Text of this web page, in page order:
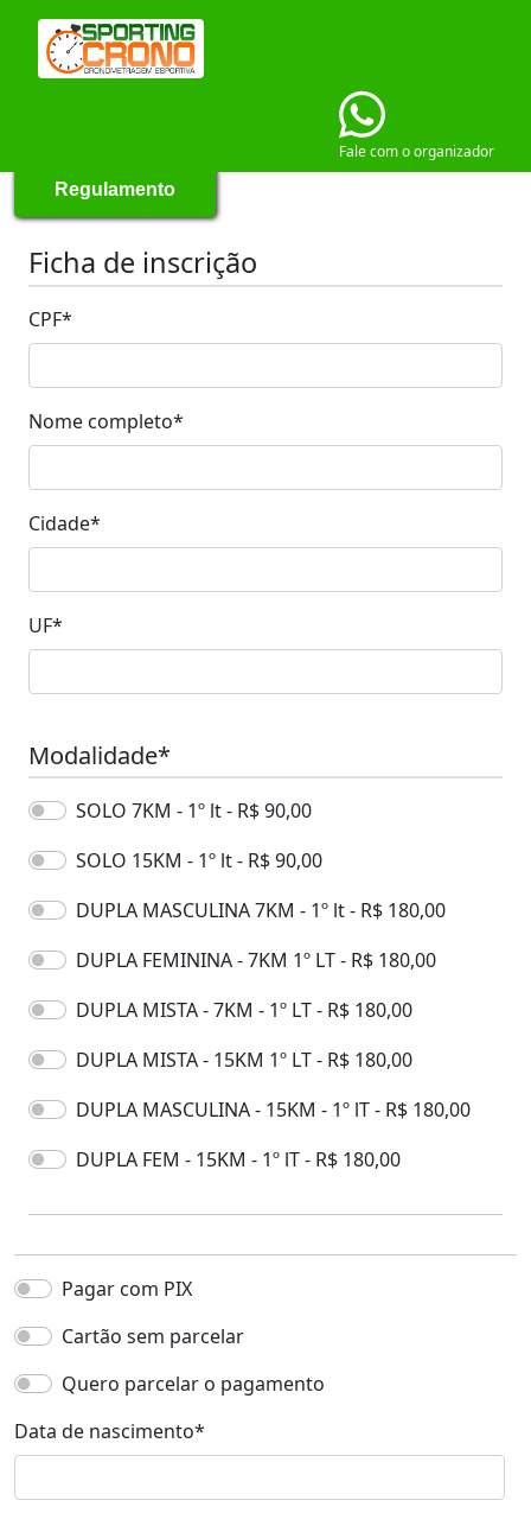
Fale com o organizador
Regulamento
Ficha de inscrição
CPF*
Nome completo*
Cidade*
UF*
Modalidade*
SOLO 7KM - 1º lt - R$ 90,00
SOLO 15KM - 1º lt - R$ 90,00
DUPLA MASCULINA 7KM - 1º lt - R$ 180,00
DUPLA FEMININA - 7KM 1º LT - R$ 180,00
DUPLA MISTA - 7KM - 1º LT - R$ 180,00
DUPLA MISTA - 15KM 1º LT - R$ 180,00
DUPLA MASCULINA - 15KM - 1º lT - R$ 180,00
DUPLA FEM - 15KM - 1º lT - R$ 180,00
Pagar com PIX
Cartão sem parcelar
Quero parcelar o pagamento
Data de nascimento*